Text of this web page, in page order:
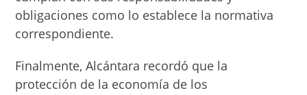
obligaciones como lo establece la normativa
correspondiente.
Finalmente, Alcántara recordó que la
protección de la economía de los